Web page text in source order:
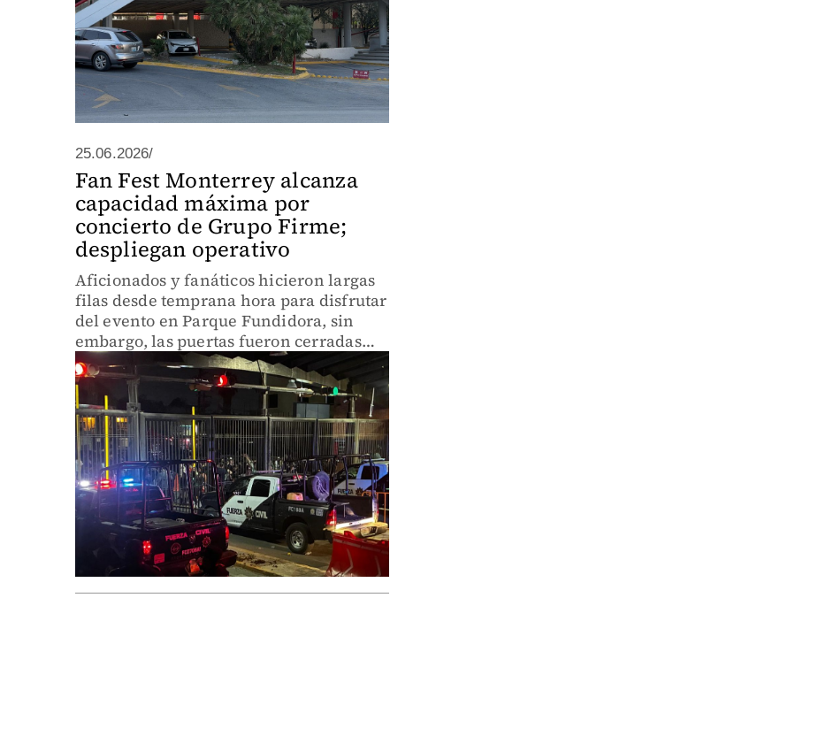
25.06.2026/
Fan Fest Monterrey alcanza
capacidad máxima por
concierto de Grupo Firme;
despliegan operativo
Aficionados y fanáticos hicieron largas
filas desde temprana hora para disfrutar
del evento en Parque Fundidora, sin
embargo, las puertas fueron cerradas
pasadas las 20:00 horas.